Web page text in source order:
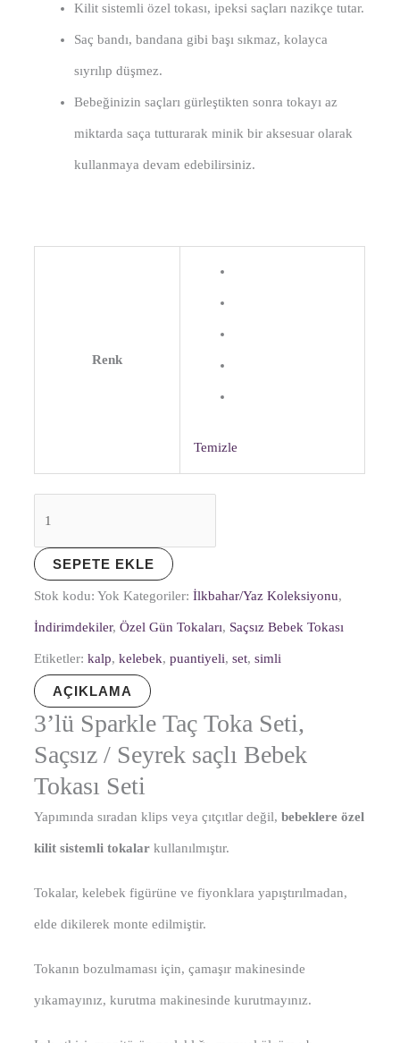
Kilit sistemli özel tokası, ipeksi saçları nazikçe tutar.
Saç bandı, bandana gibi başı sıkmaz, kolayca
sıyrılıp düşmez.
Bebeğinizin saçları gürleştikten sonra tokayı az
miktarda saça tutturarak minik bir aksesuar olarak
kullanmaya devam edebilirsiniz.
Renk
Temizle
SEPETE EKLE
Stok kodu:Yok Kategoriler:İlkbahar/Yaz Koleksiyonu,
İndirimdekiler,Özel Gün Tokaları, Saçsız Bebek Tokası
Etiketler:kalp,kelebek,puantiyeli,set,simli
AÇIKLAMA
3’lü Sparkle Taç Toka Seti,
Saçsız / Seyrek saçlı Bebek
Tokası Seti
Yapımında sıradan klips veya çıtçıtlar değil,bebeklere özel
kilit sistemli tokalar kullanılmıştır.
Tokalar, kelebek figürüne ve fiyonklara yapıştırılmadan,
elde dikilerek monte edilmiştir.
Tokanın bozulmaması için, çamaşır makinesinde
yıkamayınız, kurutma makinesinde kurutmayınız.